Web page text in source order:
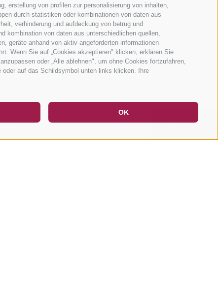
erstellung von profilen zur personalisierung von inhalten,
durch statistiken oder kombinationen von daten aus
verhinderung und aufdeckung von betrug und
kombination von daten aus unterschiedlichen quellen,
geräte anhand von aktiv angeforderten informationen
Wenn Sie auf „Cookies akzeptieren" klicken, erklären Sie
oder „Alle ablehnen", um ohne Cookies fortzufahren,
oder auf das Schildsymbol unten links klicken. Ihre
OK
WEITER